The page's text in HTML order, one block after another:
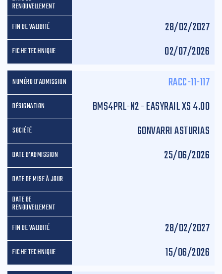
28/02/2027
02/07/2026
RACC-11-117
BMS4PRL-N2 - EASYRAIL XS 4.00
GONVARRI ASTURIAS
25/06/2026
28/02/2027
15/06/2026